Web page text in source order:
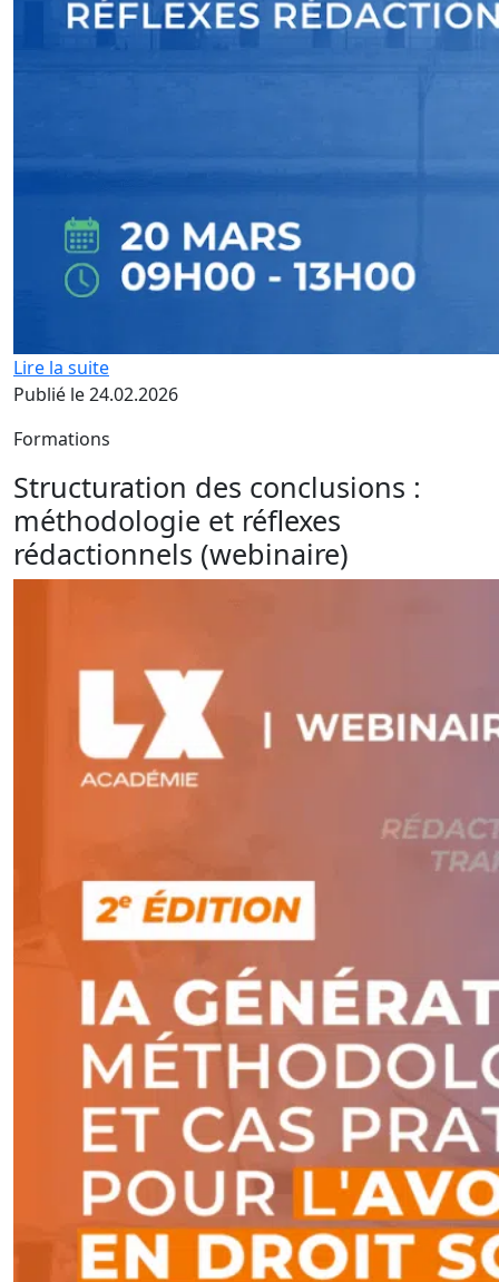
Lire la suite
Publié le 24.02.2026
Formations
Structuration des conclusions :
méthodologie et réflexes
rédactionnels (webinaire)